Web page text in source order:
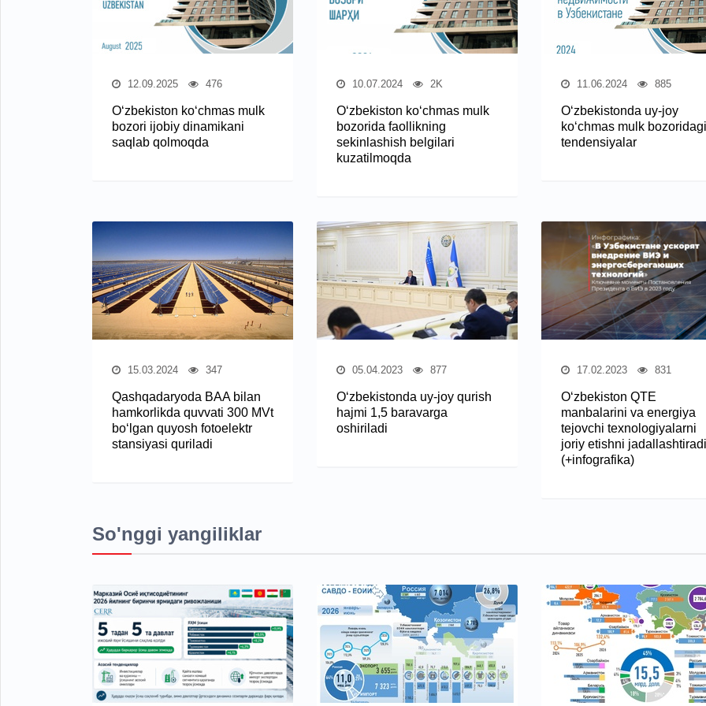
12.09.2025 476
O‘zbekiston ko‘chmas mulk
bozori ijobiy dinamikani
saqlab qolmoqda
10.07.2024 2K
O‘zbekiston ko‘chmas mulk
bozorida faollikning
sekinlashish belgilari
kuzatilmoqda
11.06.2024 885
O‘zbekistonda uy-joy
ko‘chmas mulk bozoridagi
tendensiyalar
15.03.2024 347
Qashqadaryoda BAA bilan
hamkorlikda quvvati 300 MVt
bo‘lgan quyosh fotoelektr
stansiyasi quriladi
05.04.2023 877
O‘zbekistonda uy-joy qurish
hajmi 1,5 baravarga
oshiriladi
17.02.2023 831
O‘zbekiston QTE
manbalarini va energiya
tejovchi texnologiyalarni
joriy etishni jadallashtiradi
(+infografika)
So'nggi yangiliklar